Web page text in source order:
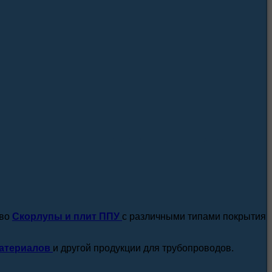
Скорлупы и плит ППУ с различными типами покрытия
и другой продукции для трубопроводов.